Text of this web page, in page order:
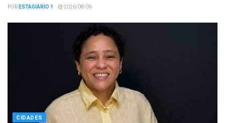
PORESTAGIÁRIO 1 2026/08/06
CIDADES